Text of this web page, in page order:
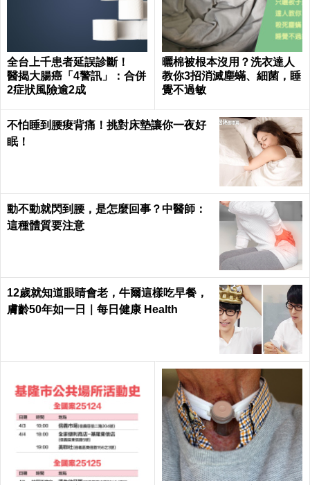
全台上千患者延誤診斷！
醫揭大腸癌「4警訊」：合併
2症狀風險逾2成
曬棉被根本沒用？洗衣達人
教你3招消滅塵蟎、細菌，睡
覺不過敏
不怕睡到腰痠背痛！挑對床墊讓你一夜好
眠！
動不動就閃到腰，是怎麼回事？中醫師：
這種體質要注意
12歲就知道眼睛會老，牛爾這樣吃早餐，
膚齡50年如一日｜每日健康 Health